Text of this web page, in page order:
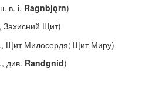
в. і. Ragnbjǫrn)
Захисний Щит)
Щит Милосердя; Щит Миру)
див. Randgnid)